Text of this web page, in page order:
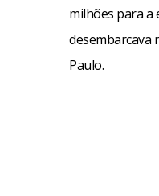
milhões para a
desembarcava
Paulo.